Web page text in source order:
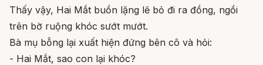
Thấy vậy, Hai Mắt buồn lặng lẽ bỏ đi ra đồng, ngồi
trên bờ ruộng khóc sướt mướt.
Bà mụ bỗng lại xuất hiện đứng bên cô và hỏi:
- Hai Mắt, sao con lại khóc?